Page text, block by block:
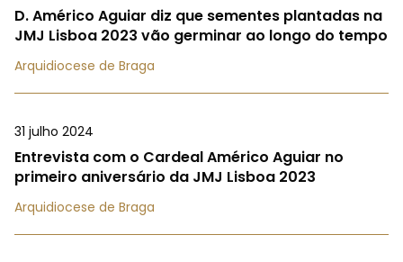
D. Américo Aguiar diz que sementes plantadas na
JMJ Lisboa 2023 vão germinar ao longo do tempo
Arquidiocese de Braga
31 julho 2024
Entrevista com o Cardeal Américo Aguiar no
primeiro aniversário da JMJ Lisboa 2023
Arquidiocese de Braga